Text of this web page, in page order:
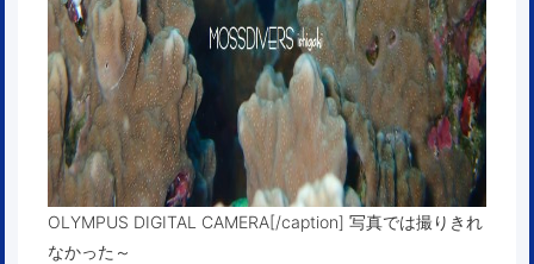
OLYMPUS DIGITAL CAMERA[/caption] 写真では撮りきれ
なかった～